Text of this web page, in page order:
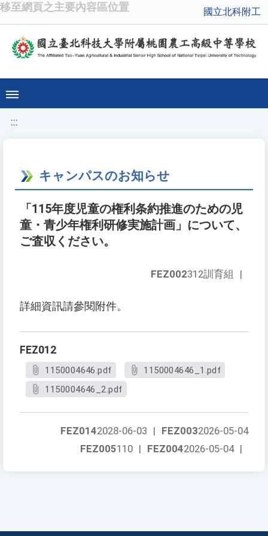
移至網頁之主要內容區位置 國立北科附工
:::
キャンパスのお知らせ
「115年度児童の権利条約推進のための児
童・青少年権利研修実施計画」について、
ご査収ください。
FEZ002312訓育組 |
詳細資訊請參閱附件。
FEZ012
1150004646.pdf
1150004646_1.pdf
1150004646_2.pdf
FEZ0032026-05-04
FEZ0142028-06-03 |
FEZ0042026-05-04 |
FEZ005110 |